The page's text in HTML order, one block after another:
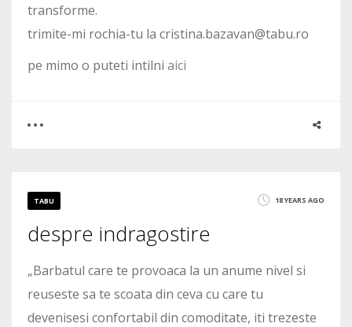
transforme.
trimite-mi rochia-tu la cristina.bazavan@tabu.ro
pe mimo o puteti intilni aici
2105
TABU 18 YEARS AGO
despre indragostire
„Barbatul care te provoaca la un anume nivel si
reuseste sa te scoata din ceva cu care tu
devenisesi confortabil din comoditate, iti trezeste